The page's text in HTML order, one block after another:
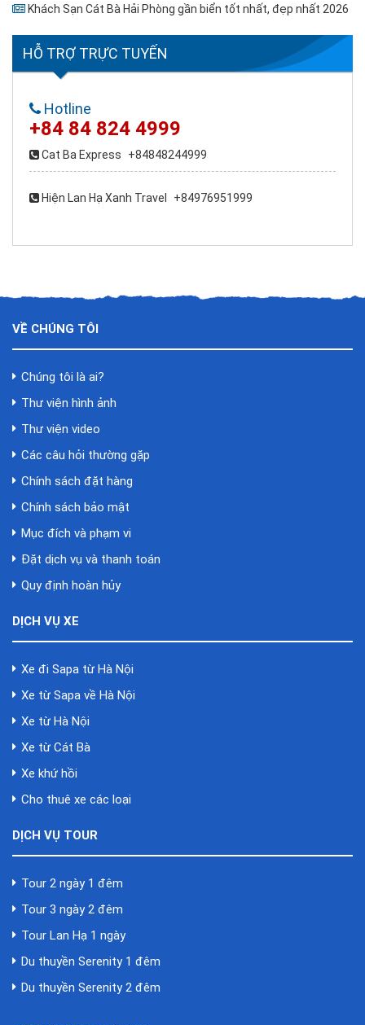
Khách Sạn Cát Bà Hải Phòng gần biển tốt nhất, đẹp nhất 2026
HỖ TRỢ TRỰC TUYẾN
Hotline
+84 84 824 4999
Cat Ba Express +84848244999
Hiện Lan Hạ Xanh Travel +84976951999
VỀ CHÚNG TÔI
Chúng tôi là ai?
Thư viện hình ảnh
Thư viện video
Các câu hỏi thường gặp
Chính sách đặt hàng
Chính sách bảo mật
Mục đích và phạm vi
Đặt dịch vụ và thanh toán
Quy định hoàn hủy
DỊCH VỤ XE
Xe đi Sapa từ Hà Nội
Xe từ Sapa về Hà Nội
Xe từ Hà Nội
Xe từ Cát Bà
Xe khứ hồi
Cho thuê xe các loại
DỊCH VỤ TOUR
Tour 2 ngày 1 đêm
Tour 3 ngày 2 đêm
Tour Lan Hạ 1 ngày
Du thuyền Serenity 1 đêm
Du thuyền Serenity 2 đêm